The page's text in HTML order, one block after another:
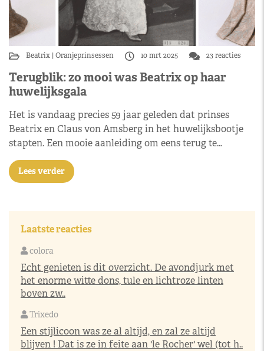
Beatrix Oranjeprinsessen 10 mrt 2025 23 reacties
Terugblik: zo mooi was Beatrix op haar
huwelijksgala
Het is vandaag precies 59 jaar geleden dat prinses
Beatrix en Claus von Amsberg in het huwelijksbootje
stapten. Een mooie aanleiding om eens terug te…
Lees verder
Laatste reacties
colora
Echt genieten is dit overzicht. De avondjurk met
het enorme witte dons, tule en lichtroze linten
boven zw..
Trixedo
Een stijlicoon was ze al altijd, en zal ze altijd
blijven ! Dat is ze in feite aan 'le Rocher' wel (tot h..